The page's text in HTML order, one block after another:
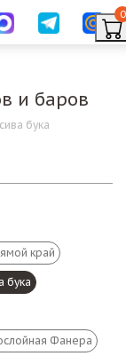
0
и баров
бука
край
бука
Фанера